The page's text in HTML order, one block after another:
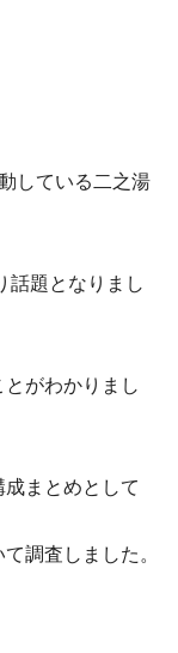
している二之湯
話題となりまし
がわかりまし
まとめとして
調査しました。